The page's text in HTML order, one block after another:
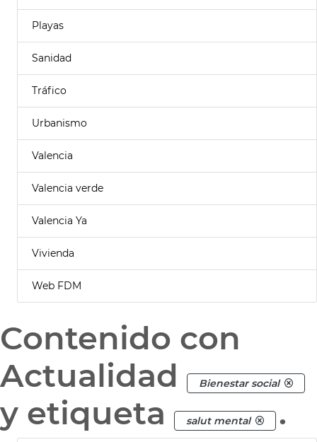
Playas
Sanidad
Tráfico
Urbanismo
Valencia
Valencia verde
Valencia Ya
Vivienda
Web FDM
Contenido con
Actualidad
Bienestar social
y etiqueta salut mental .